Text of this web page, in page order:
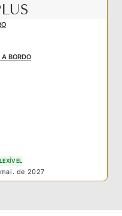
BORDO
de 2027